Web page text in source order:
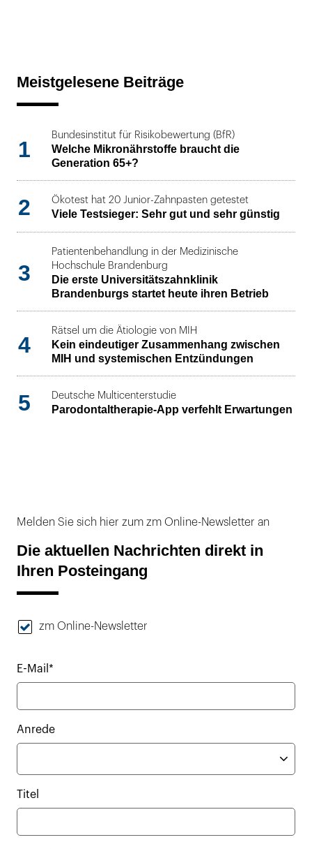
Meistgelesene Beiträge
1
Bundesinstitut für Risikobewertung (BfR)
Welche Mikronährstoffe braucht die
Generation 65+?
2 Ökotest hat 20 Junior-Zahnpasten getestet
Viele Testsieger: Sehr gut und sehr günstig
3
Patientenbehandlung in der Medizinische
Hochschule Brandenburg
Die erste Universitätszahnklinik
Brandenburgs startet heute ihren Betrieb
4
Rätsel um die Ätiologie von MIH
Kein eindeutiger Zusammenhang zwischen
MIH und systemischen Entzündungen
5 Deutsche Multicenterstudie
Parodontaltherapie-App verfehlt Erwartungen
Melden Sie sich hier zum zm Online-Newsletter an
Die aktuellen Nachrichten direkt in
Ihren Posteingang
zm Online-Newsletter
E-Mail*
Anrede
Titel